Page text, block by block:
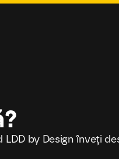
by Design înveți